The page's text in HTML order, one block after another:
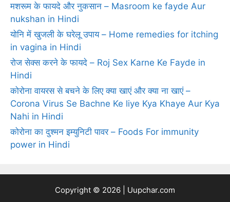
मशरूम के फायदे और नुकसान – Masroom ke fayde Aur
nukshan in Hindi
योनि में खुजली के घरेलू उपाय – Home remedies for itching
in vagina in Hindi
रोज सेक्‍स करने के फायदे – Roj Sex Karne Ke Fayde in
Hindi
कोरोना वायरस से बचने के लिए क्या खाएं और क्या ना खाएं –
Corona Virus Se Bachne Ke liye Kya Khaye Aur Kya
Nahi in Hindi
कोरोना का दुश्मन इम्युनिटी पावर – Foods For immunity
power in Hindi
Copyright © 2026 | Uupchar.com